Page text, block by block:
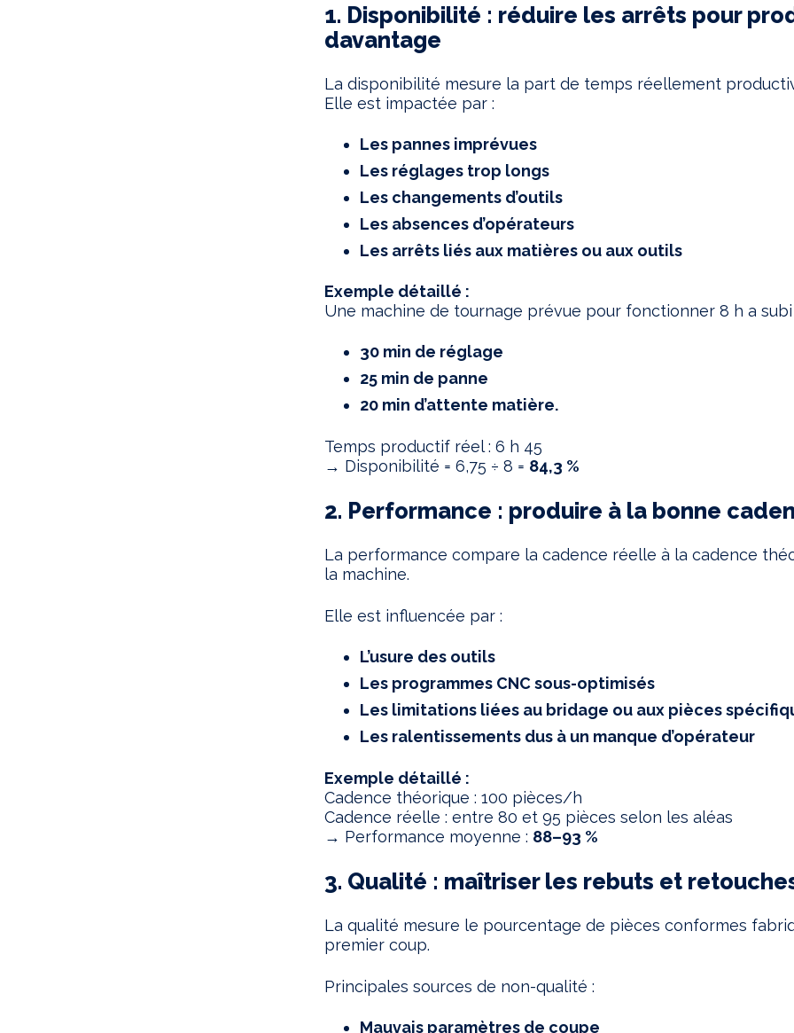
1. Disponibilité : réduire les arrêts pour
davantage
La disponibilité mesure la part de temps réellement
Elle est impactée par :
Les pannes imprévues
Les réglages trop longs
Les changements d’outils
Les absences d’opérateurs
Les arrêts liés aux matières ou aux outils
Exemple détaillé :
Une machine de tournage prévue pour fonctionner 8 h a subi
30 min de réglage
25 min de panne
20 min d’attente matière.
Temps productif réel : 6 h 45
→ Disponibilité = 6,75 ÷ 8 = 84,3 %
2. Performance : produire à la bonne
La performance compare la cadence réelle à la cadence
la machine.
Elle est influencée par :
L’usure des outils
Les programmes CNC sous-optimisés
Les limitations liées au bridage ou aux pièces
Les ralentissements dus à un manque d’opérateur
Exemple détaillé :
Cadence théorique : 100 pièces/h
Cadence réelle : entre 80 et 95 pièces selon les aléas
→ Performance moyenne : 88–93 %
3. Qualité : maîtriser les rebuts et
La qualité mesure le pourcentage de pièces conformes
premier coup.
Principales sources de non-qualité :
Mauvais paramètres de coupe